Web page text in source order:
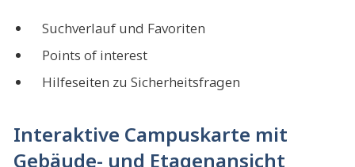
Suchverlauf und Favoriten
Points of interest
Hilfeseiten zu Sicherheitsfragen
Interaktive Campuskarte mit
Gebäude- und Etagenansicht